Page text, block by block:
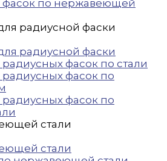
фасок по нержавеющей
радиусной фаски
радиусной фаски
фасок по стали
фасок по
фасок по
стали
стали